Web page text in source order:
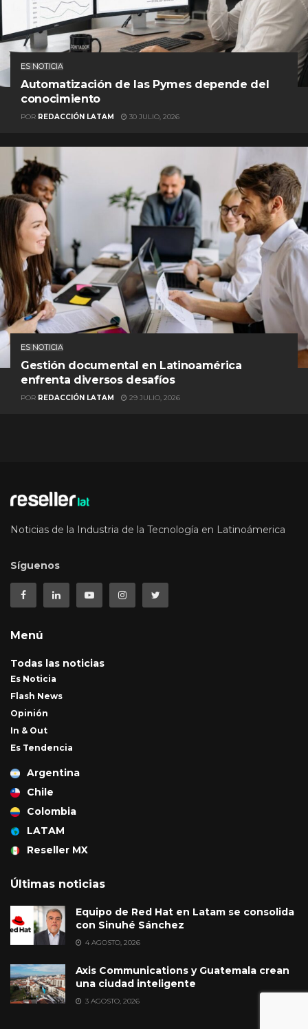
ES NOTICIA
Automatización de las Pymes depende del
conocimiento
POR REDACCIÓN LATAM 30 JULIO, 2026
ES NOTICIA
Gestión documental en Latinoamérica
enfrenta diversos desafíos
POR REDACCIÓN LATAM 29 JULIO, 2026
Noticias de la Industria de la Tecnología en Latinoámerica
Síguenos
Menú
Todas las noticias
Es Noticia
Flash News
Opinión
In & Out
Es Tendencia
Argentina
Chile
Colombia
LATAM
Reseller MX
Últimas noticias
Equipo de Red Hat en Latam se consolida
con Sinuhé Sánchez
4 AGOSTO, 2026
Axis Communications y Guatemala crean
una ciudad inteligente
3 AGOSTO, 2026